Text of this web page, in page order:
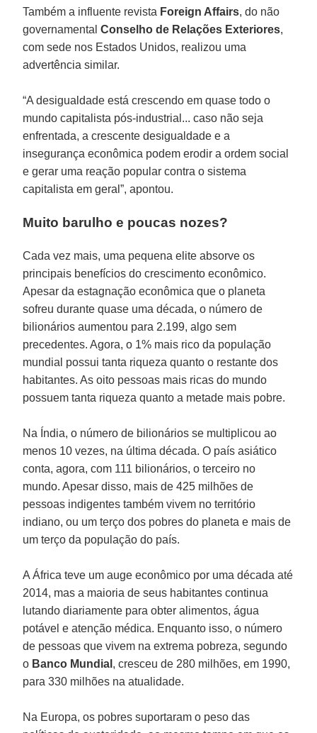
Também a influente revista Foreign Affairs, do não
governamentalConselho de Relações Exteriores,
com sede nos Estados Unidos, realizou uma
advertência similar.
“A desigualdade está crescendo em quase todo o
mundo capitalista pós-industrial... caso não seja
enfrentada, a crescente desigualdade e a
insegurança econômica podem erodir a ordem social
e gerar uma reação popular contra o sistema
capitalista em geral”, apontou.
Muito barulho e poucas nozes?
Cada vez mais, uma pequena elite absorve os
principais benefícios do crescimento econômico.
Apesar da estagnação econômica que o planeta
sofreu durante quase uma década, o número de
bilionários aumentou para 2.199, algo sem
precedentes. Agora, o 1% mais rico da população
mundial possui tanta riqueza quanto o restante dos
habitantes. As oito pessoas mais ricas do mundo
possuem tanta riqueza quanto a metade mais pobre.
Na Índia, o número de bilionários se multiplicou ao
menos 10 vezes, na última década. O país asiático
conta, agora, com 111 bilionários, o terceiro no
mundo. Apesar disso, mais de 425 milhões de
pessoas indigentes também vivem no território
indiano, ou um terço dos pobres do planeta e mais de
um terço da população do país.
A África teve um auge econômico por uma década até
2014, mas a maioria de seus habitantes continua
lutando diariamente para obter alimentos, água
potável e atenção médica. Enquanto isso, o número
de pessoas que vivem na extrema pobreza, segundo
o Banco Mundial , cresceu de 280 milhões, em 1990,
para 330 milhões na atualidade.
Na Europa, os pobres suportaram o peso das